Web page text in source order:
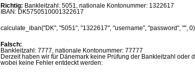
Richtig: Bankleitzahl: 5051, nationale Kontonummer: 1322617
IBAN: DK5750510001322617
calculate_iban("DK", "5051", "1322617", "username", "password", "", 0)
Falsch:
Bankleitzahl: 7777, nationale Kontonummer: 77777
Derzeit haben wir für Dänemark keine Prüfung der Bankleitzahl
wobei keine Fehler entdeckt werden: